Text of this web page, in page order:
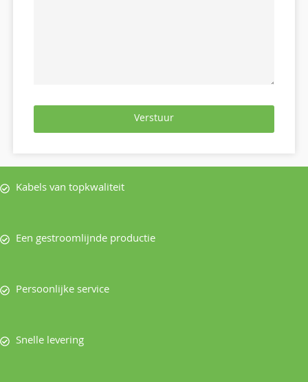
Verstuur
Kabels van topkwaliteit
Een gestroomlijnde productie
Persoonlijke service
Snelle levering